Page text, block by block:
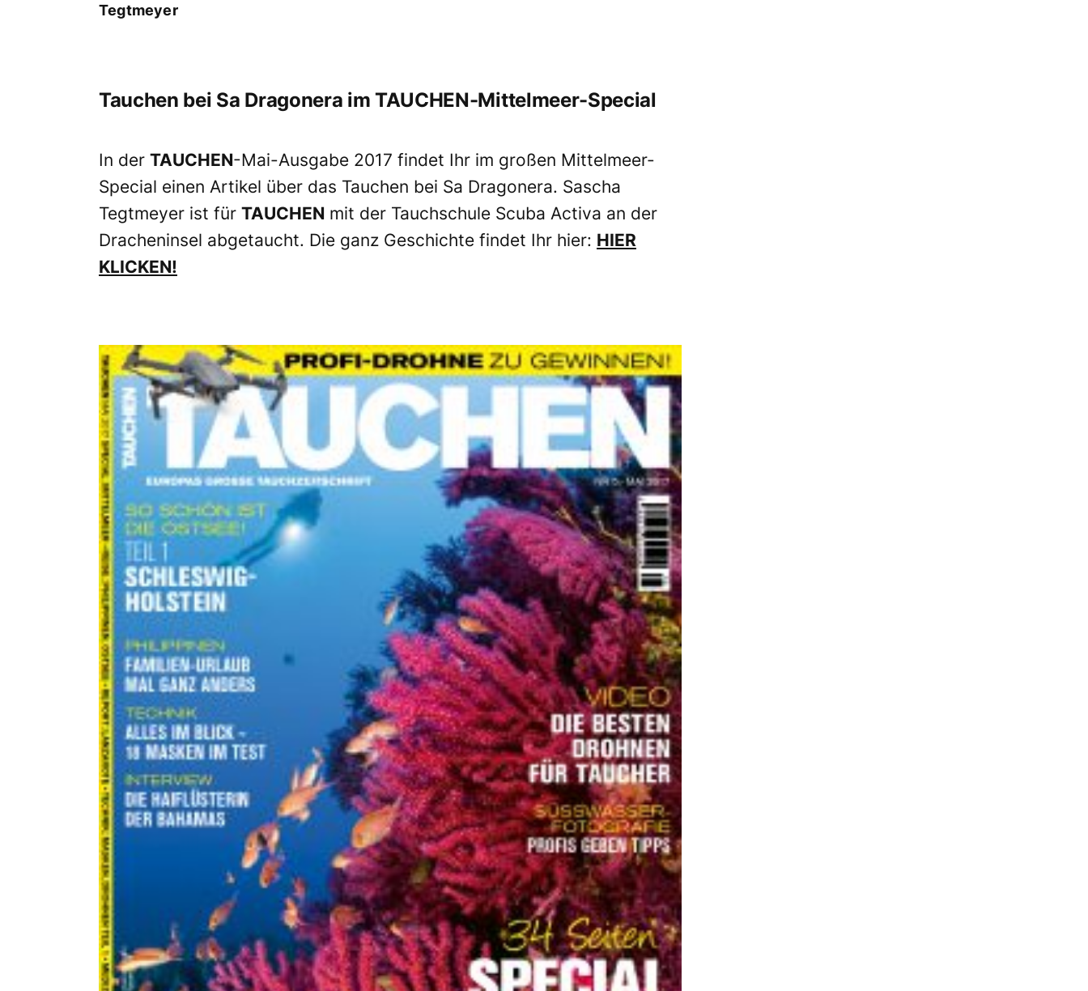
Tegtmeyer
Tauchen bei Sa Dragonera im TAUCHEN-Mittelmeer-Special
In der TAUCHEN-Mai-Ausgabe 2017 findet Ihr im großen Mittelmeer-
Special einen Artikel über das Tauchen bei Sa Dragonera. Sascha
Tegtmeyer ist für TAUCHEN mit der Tauchschule Scuba Activa an der
Dracheninsel abgetaucht. Die ganz Geschichte findet Ihr hier: HIER
KLICKEN!